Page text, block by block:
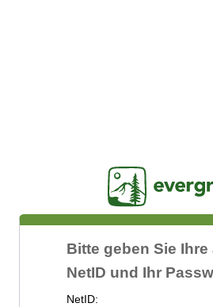
Bitte geben Sie Ihre
NetID und Ihr
NetID: